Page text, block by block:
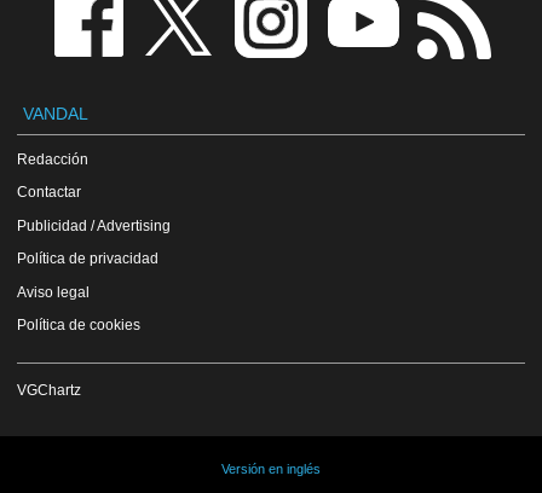
VANDAL
Redacción
Contactar
Publicidad / Advertising
Política de privacidad
Aviso legal
Política de cookies
VGChartz
Versión en inglés